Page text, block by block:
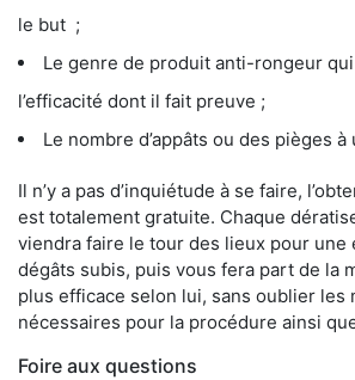
le but ;
Le genre de produit anti-rongeur
l’efficacité dont il fait preuve ;
Le nombre d’appâts ou des pièges à
Il n’y a pas d’inquiétude à se faire,
est totalement gratuite. Chaque
viendra faire le tour des lieux pour une
dégâts subis, puis vous fera part de la
plus efficace selon lui, sans oublier les
nécessaires pour la procédure ainsi
Foire aux questions